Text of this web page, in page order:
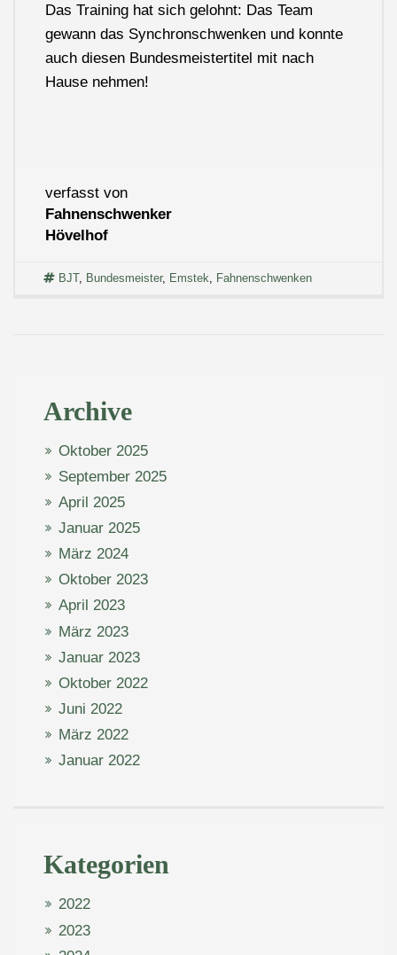
Das Training hat sich gelohnt: Das Team
gewann das Synchronschwenken und konnte
auch diesen Bundesmeistertitel mit nach
Hause nehmen!
verfasst von
Fahnenschwenker
Hövelhof
BJT, Bundesmeister, Emstek, Fahnenschwenken
Archive
Oktober 2025
September 2025
April 2025
Januar 2025
März 2024
Oktober 2023
April 2023
März 2023
Januar 2023
Oktober 2022
Juni 2022
März 2022
Januar 2022
Kategorien
2022
2023